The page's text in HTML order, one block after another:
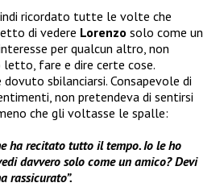
ricordato tutte le volte che
di vedere Lorenzo solo come un
per qualcun altro, non
letto, fare e dire certe cose.
sbilanciarsi. Consapevole di
non pretendeva di sentirsi
che gli voltasse le spalle:
ha recitato tutto il tempo. Io le ho
davvero solo come un amico? Devi
rassicurato”.